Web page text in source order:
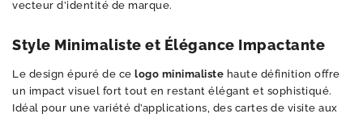
vecteur d’identité de marque.
Style Minimaliste et Élégance Impactante
Le design épuré de ce logo minimaliste haute définition offre
un impact visuel fort tout en restant élégant et sophistiqué.
Idéal pour une variété d’applications, des cartes de visite aux